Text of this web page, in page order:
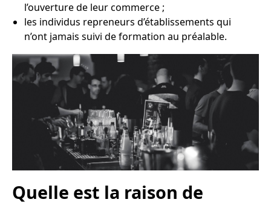
l’ouverture de leur commerce ;
les individus repreneurs d’établissements qui
n’ont jamais suivi de formation au préalable.
Quelle est la raison de